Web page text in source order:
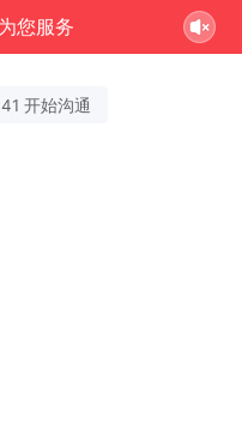
您服务
开始沟通